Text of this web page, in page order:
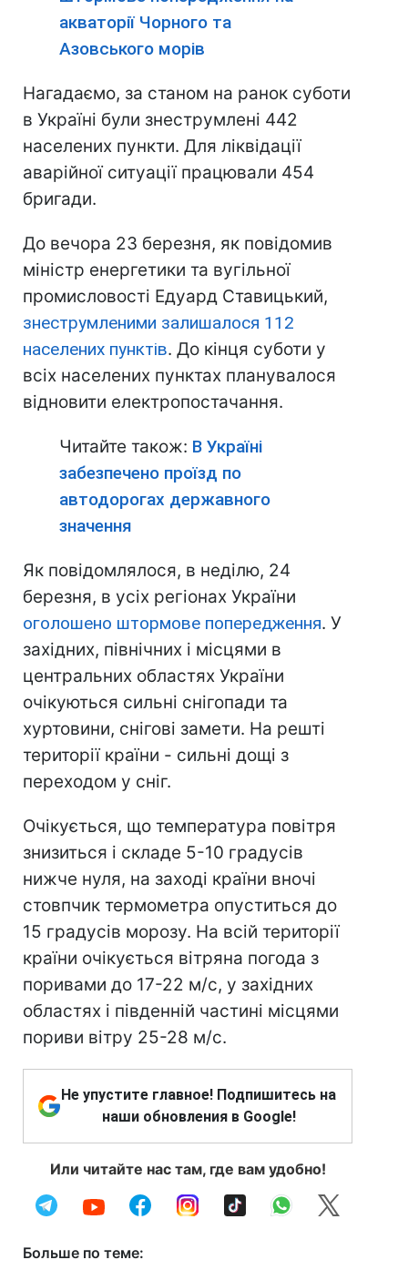
акваторії Чорного та
Азовського морів
Нагадаємо, за станом на ранок суботи
в Україні були знеструмлені 442
населених пункти. Для ліквідації
аварійної ситуації працювали 454
бригади.
До вечора 23 березня, як повідомив
міністр енергетики та вугільної
промисловості Едуард Ставицький,
знеструмленими залишалося 112
населених пунктів. До кінця суботи у
всіх населених пунктах планувалося
відновити електропостачання.
Читайте також: В Україні
забезпечено проїзд по
автодорогах державного
значення
Як повідомлялося, в неділю, 24
березня, в усіх регіонах України
оголошено штормове попередження. У
західних, північних і місцями в
центральних областях України
очікуються сильні снігопади та
хуртовини, снігові замети. На решті
території країни - сильні дощі з
переходом у сніг.
Очікується, що температура повітря
знизиться і складе 5-10 градусів
нижче нуля, на заході країни вночі
стовпчик термометра опуститься до
15 градусів морозу. На всій території
країни очікується вітряна погода з
поривами до 17-22 м/с, у західних
областях і південній частині місцями
пориви вітру 25-28 м/с.
Не упустите главное! Подпишитесь на
наши обновления в Google!
Или читайте нас там, где вам удобно!
Больше по теме: